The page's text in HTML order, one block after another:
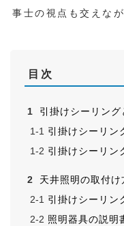
事士の視点も交えな
目次
引掛けシーリング
引掛けシーリン
引掛けシーリン
天井照明の取付け
引掛けシーリン
照明器具の説明